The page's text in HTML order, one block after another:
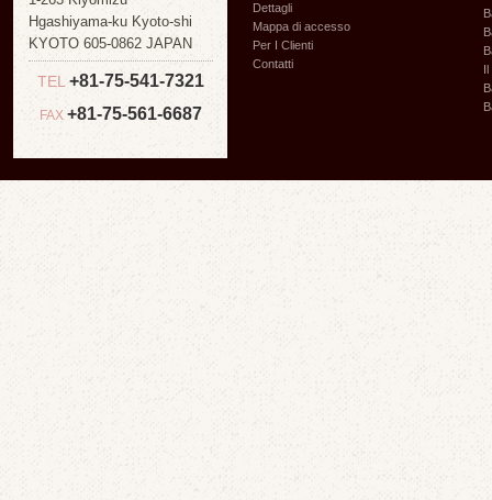
Hgashiyama-ku Kyoto-shi
KYOTO 605-0862 JAPAN
TEL +81-75-541-7321
FAX +81-75-561-6687
Dettagli
Mappa di accesso
Per I Clienti
Contatti
Il